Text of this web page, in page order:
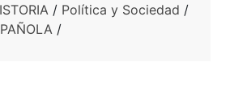
/ Política y Sociedad /
/